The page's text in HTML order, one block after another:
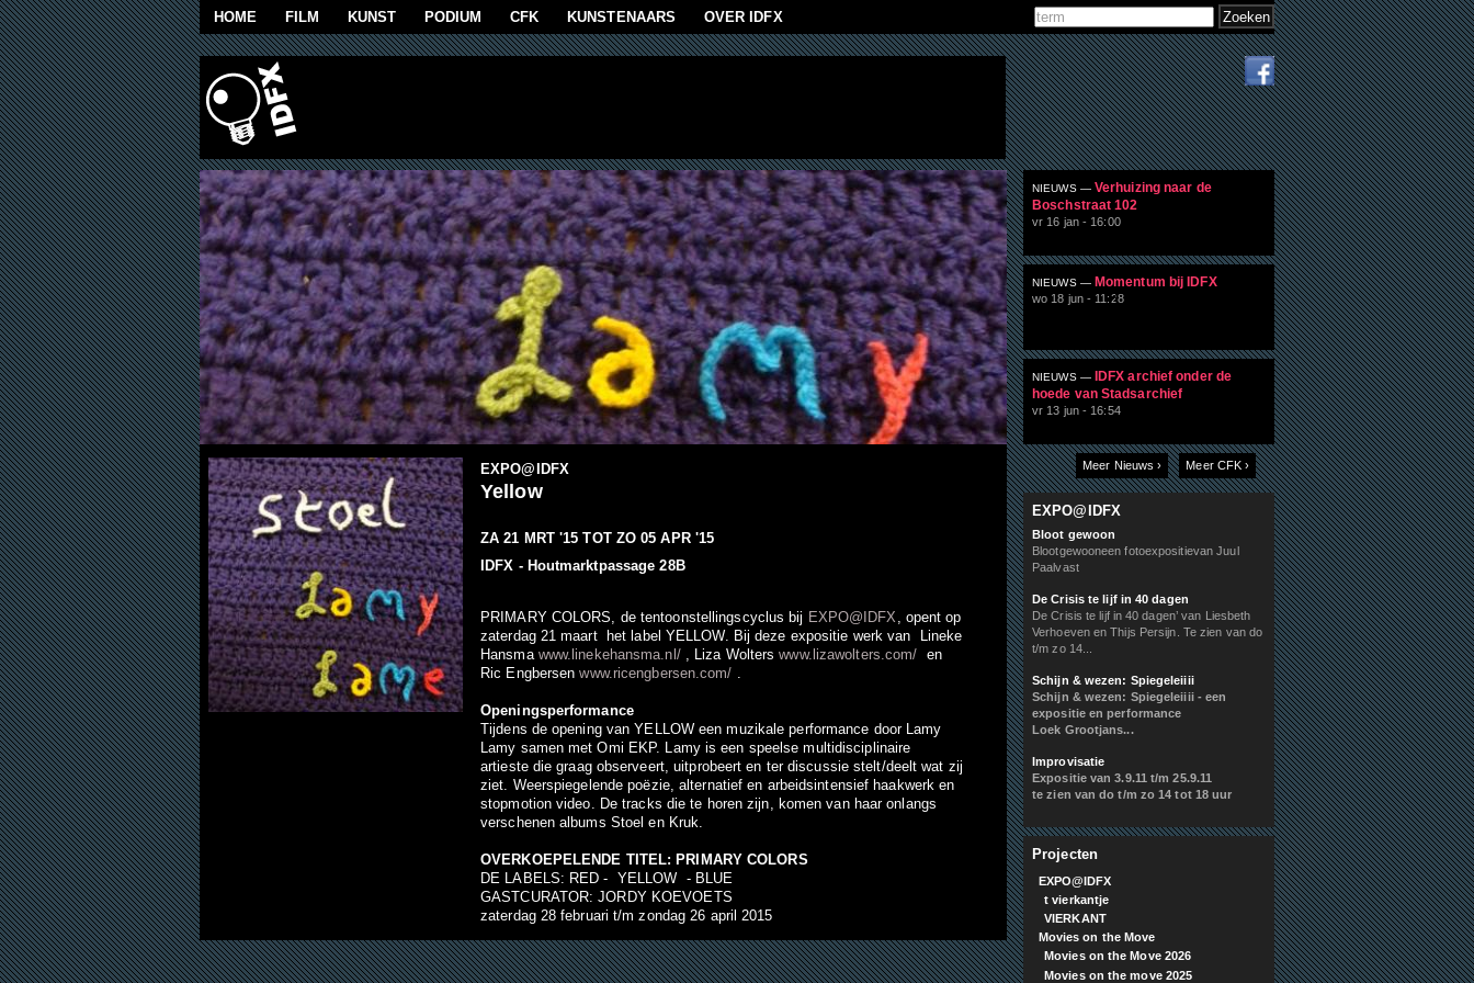
Overslaan en naar de algemene inhoud gaan
HOME FILM KUNST PODIUM CFK KUNSTENAARS OVER IDFX Zoekveld
Zoeken
EXPO@IDFX
Yellow
ZA 21 MRT '15 TOT ZO 05 APR '15
IDFX - Houtmarktpassage 28B
PRIMARY COLORS, de tentoonstellingscyclus bij EXPO@IDFX , opent op
zaterdag 21 maart het label YELLOW. Bij deze expositie werk van Lineke
Hansma www.linekehansma.nl/, Liza Wolterswww.lizawolters.com/ en
Ric Engbersenwww.ricengbersen.com/ .
Openingsperformance
Tijdens de opening van YELLOW een muzikale performance door Lamy
Lamy samen met Omi EKP. Lamy is een speelse multidisciplinaire
artieste die graag observeert, uitprobeert en ter discussie stelt/deelt wat zij
ziet. Weerspiegelende poëzie, alternatief en arbeidsintensief haakwerk en
stopmotion video. De tracks die te horen zijn, komen van haar onlangs
verschenen albums Stoel en Kruk.
OVERKOEPELENDE TITEL: PRIMARY COLORS
DE LABELS: RED - YELLOW - BLUE
GASTCURATOR: JORDY KOEVOETS
zaterdag 28 februari t/m zondag 26 april 2015
NIEUWS — Verhuizing naar de
Boschstraat 102
vr 16 jan - 16:00
NIEUWS — Momentum bij IDFX
wo 18 jun - 11:28
NIEUWS —
IDFX archief onder de
hoede van Stadsarchief
vr 13 jun - 16:54
Meer Nieuws › Meer CFK ›
EXPO@IDFX
Bloot gewoon
Blootgewooneen fotoexpositievan Juul
Paalvast
De Crisis te lijf in 40 dagen
De Crisis te lijf in 40 dagen’ van Liesbeth
Verhoeven en Thijs Persijn. Te zien van do
t/m zo 14...
Schijn & wezen: Spiegeleiiii
Schijn & wezen: Spiegeleiiii - een
expositie en performance
Loek Grootjans...
Improvisatie
Expositie van 3.9.11 t/m 25.9.11
te zien van do t/m zo 14 tot 18 uur
Projecten
EXPO@IDFX
t vierkantje
VIERKANT
Movies on the Move
Movies on the Move 2026
Movies on the move 2025